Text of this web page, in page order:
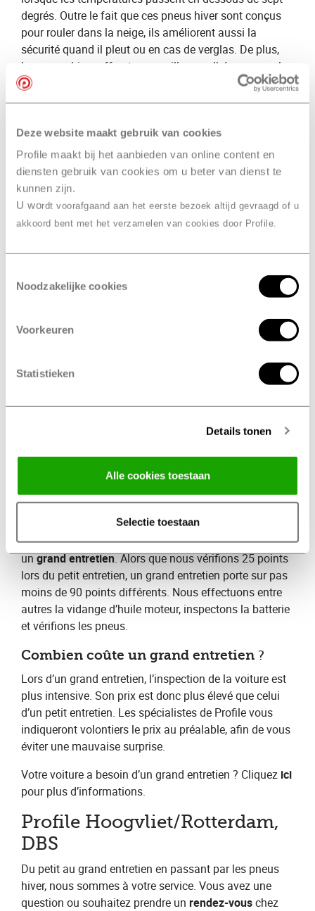
Deze website maakt gebruik van cookies
Profile maakt bij het aanbieden van online content en
diensten gebruik van cookies om u beter van dienst te
kunnen zijn.
U wordt voorafgaand aan het eerste bezoek altijd gevraagd of u
akkoord bent met het verzamelen van cookies door Profile.
Noodzakelijke cookies
Voorkeuren
Statistieken
Details tonen
Alle cookies toestaan
Selectie toestaan
degrés. Outre le fait que ces pneus hiver sont conçus
pour rouler dans la neige, ils améliorent aussi la
sécurité quand il pleut ou en cas de verglas. De plus,
les pneus hiver offrent une meilleure adhérence que les​
pneus été
​ car leurs rainures sont plus profondes.
proposons une large gamme de pneus hiver. Vous
Hoogvliet/Rotterdam, DBS ​ se fera un plaisir de vous
fournir des conseils détaillés. Nous sélectionnerons
volontiers les ​
voiture.
Petit entretien
​, nos spécialistes vérifient plus
de 25 points. Ils inspectent entre autres les pneus, les
d’échappement. Après un petit entretien, votre voiture
Le prix varie selon la marque et le type de voiture.
Quand vous prenez rendez-vous, nos spécialistes
Profile vous remettent systématiquement un devis.
Grand entretien
En plus du petit entretien, nous proposons également
un​ ​grand entretien​. Alors que nous vérifions 25 points
lors du petit entretien, un grand entretien porte sur pas
moins de 90 points différents. Nous effectuons entre
autres la vidange d’huile moteur, inspectons la batterie
et vérifions les pneus.
Combien coûte un grand entretien ​?
Lors d’un grand entretien, l’inspection de la voiture est
plus intensive. Son prix est donc plus élevé que celui
d’un petit entretien. Les spécialistes de Profile vous
indiqueront volontiers le prix au préalable, afin de vous
éviter une mauvaise surprise.
Votre voiture a besoin d’un grand entretien ? Cliquez​ ​ ici
pour plus d’informations.
Profile Hoogvliet/Rotterdam,
DBS
Du petit au grand entretien en passant par les pneus
hiver, nous sommes à votre service. Vous avez une
question ou souhaitez prendre un​ ​ rendez-vous​chez